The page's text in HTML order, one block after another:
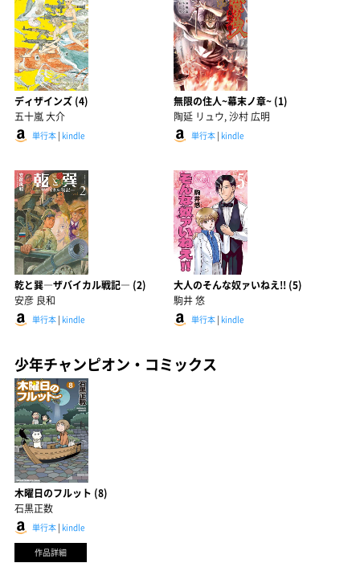
ディザインズ (4)
五十嵐 大介
単行本 | kindle
無限の住人~幕末ノ章~ (1)
陶延 リュウ, 沙村 広明
単行本| kindle
乾と巽―ザバイカル戦記― (2)
安彦 良和
単行本 | kindle
大人のそんな奴ァいねえ!! (5)
駒井 悠
単行本| kindle
少年チャンピオン・コミックス
木曜日のフルット (8)
石黒正数
単行本 | kindle
作品詳細